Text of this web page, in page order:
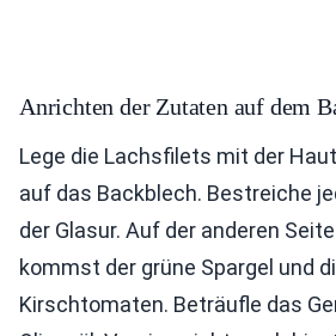
Anrichten der Zutaten auf dem
Lege die Lachsfilets mit der
auf das Backblech. Bestreiche
der Glasur. Auf der anderen
kommst der grüne Spargel und
Kirschtomaten. Beträufle das